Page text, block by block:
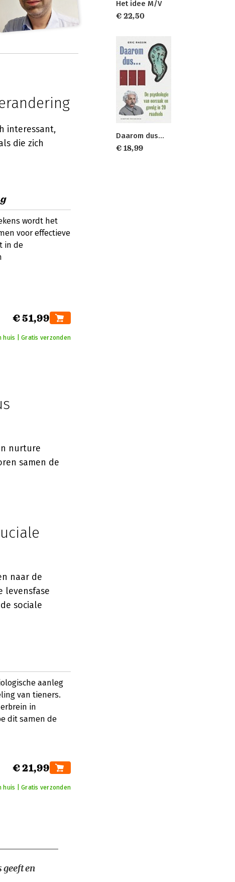
interessant,
die zich
wordt het
voor effectieve
in de
€ 51,99
huis | Gratis verzonden
nurture
samen de
naar de
levensfase
sociale
aanleg
van tieners.
in
dit samen de
€ 21,99
huis | Gratis verzonden
en
Het idee M/V
€ 22,50
Daarom dus...
€ 18,99